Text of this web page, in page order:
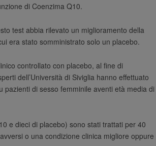
di Coenzima Q10.
test abbia rilevato un miglioramento della
era stato somministrato solo un placebo.
controllato con placebo, al fine di
dell’Università di Siviglia hanno effettuato
di sesso femminile aventi età media di
e dieci di placebo) sono stati trattati per 40
o una condizione clinica migliore oppure